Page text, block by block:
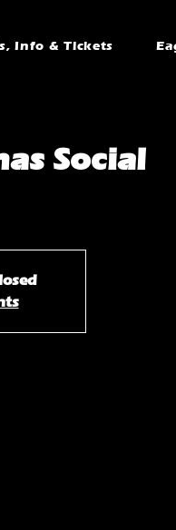
Info & Tickets
Social